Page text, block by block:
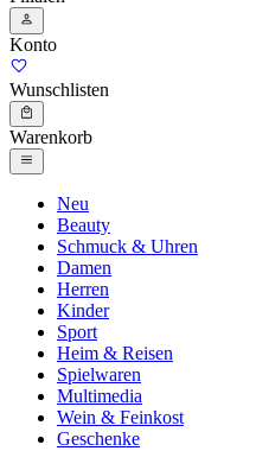
Konto
Wunschlisten
Warenkorb
Neu
Beauty
Schmuck & Uhren
Damen
Herren
Kinder
Sport
Heim & Reisen
Spielwaren
Multimedia
Wein & Feinkost
Geschenke